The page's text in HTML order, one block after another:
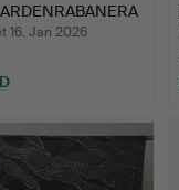
16. Jan 2026